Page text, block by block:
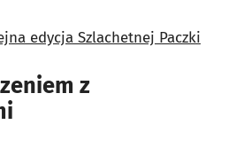
edycja Szlachetnej Paczki
z